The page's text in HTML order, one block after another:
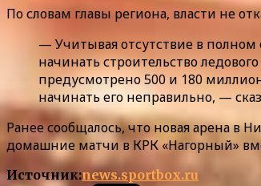
По словам главы региона, власти не
— Учитывая отсутствие в
начинать строительство
предусмотрено 500 и 180
начинать его неправильно, —
Ранее сообщалось, что новая арена
домашние матчи в КРК «Нагорный»
Источник:news.sportbox.ru